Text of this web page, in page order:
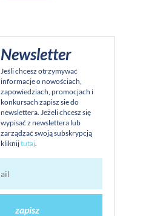
Newsletter
Jeśli chcesz otrzymywać
informacje o nowościach,
zapowiedziach, promocjach i
konkursach zapisz sie do
newslettera. Jeżeli chcesz się
wypisać z newslettera lub
zarządzać swoją subskrypcją
kliknijtutaj.
zapisz